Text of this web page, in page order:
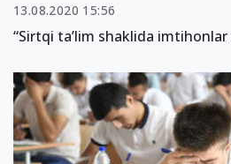
13.08.2020 15:56
“Sirtqi ta’lim shaklida imtihonlar